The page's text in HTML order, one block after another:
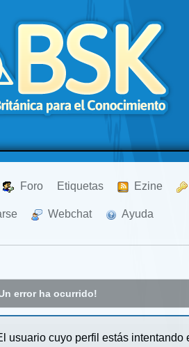
Foro Etiquetas Ezine
Webchat Ayuda
error ha ocurrido!
usuario cuyo perfil estás intentando